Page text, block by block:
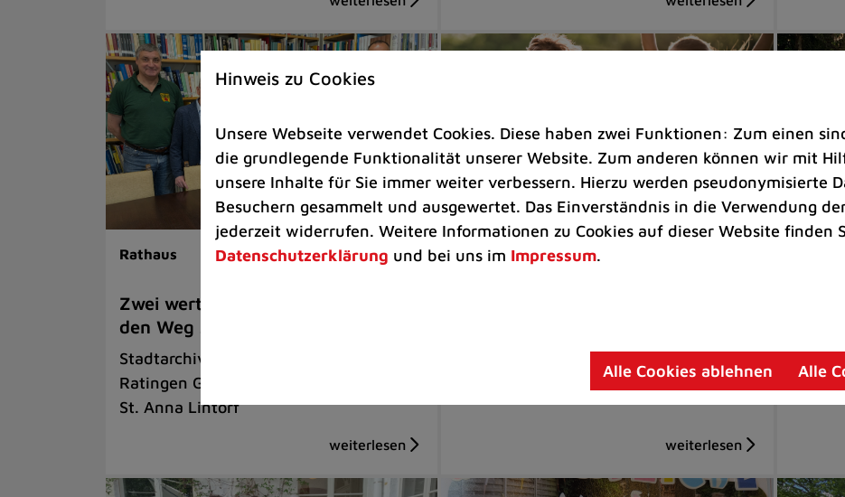
Rathaus
Zwei wertvolle Archivalien finden
den Weg zurück nach Ratingen
Stadtarchiv Neuss übergab Stadtarchiv
Ratingen Gedenkbücher der Gemeinde
St. Anna Lintorf
Kinder & Jugend | Freizeit
Ermäßigungen ab 6. Juli erhältlich
Hinweis zu Cookies
Unsere Webseite verwendet Cookies. Diese haben zwei Funktionen: Zum einen
die grundlegende Funktionalität unserer Website. Zum anderen können wir mit
unsere Inhalte für Sie immer weiter verbessern. Hierzu werden pseudonymisierte
Besuchern gesammelt und ausgewertet. Das Einverständnis in die Verwendung
jederzeit widerrufen. Weitere Informationen zu Cookies auf dieser Website finden
Datenschutzerklärung und bei uns im Impressum.
Alle Cookies ablehnen Alle